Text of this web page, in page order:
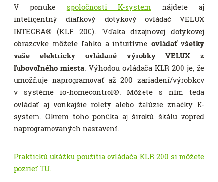
V ponuke spoločnosti K-system nájdete aj
inteligentný diaľkový dotykový ovládač VELUX
INTEGRA® (KLR 200). 'Vďaka dizajnovej dotykovej
obrazovke môžete ľahko a intuitívne ovládať všetky
vaše elektricky ovládané výrobky VELUX z
ľubovoľného miesta. Výhodou ovládača KLR 200 je, že
umožňuje naprogramovať až 200 zariadení/výrobkov
v systéme io-homecontrol®. Môžete s ním teda
ovládať aj vonkajšie rolety alebo žalúzie značky K-
system. Okrem toho ponúka aj širokú škálu vopred
naprogramovaných nastavení.
Praktickú ukážku použitia ovládača KLR 200 si môžete
pozrieť TU.